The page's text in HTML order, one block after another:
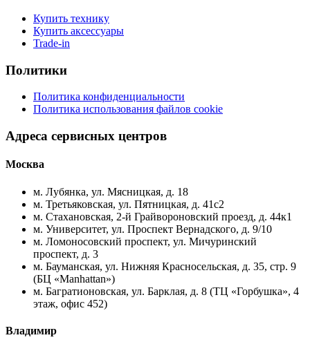
Купить технику
Купить аксессуары
Trade-in
Политики
Политика конфиденциальности
Политика использования файлов cookie
Адреса сервисных центров
Москва
м. Лубянка, ул. Мясницкая, д. 18
м. Третьяковская, ул. Пятницкая, д. 41с2
м. Стахановская, 2-й Грайвороновский проезд, д. 44к1
м. Университет, ул. Проспект Вернадского, д. 9/10
м. Ломоносовский проспект, ул. Мичуринский
проспект, д. 3
м. Бауманская, ул. Нижняя Красносельская, д. 35, стр. 9
(БЦ «Manhattan»)
м. Багратионовская, ул. Барклая, д. 8 (ТЦ «Горбушка», 4
этаж, офис 452)
Владимир